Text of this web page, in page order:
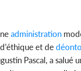
administration
et de
Pascal, a salué